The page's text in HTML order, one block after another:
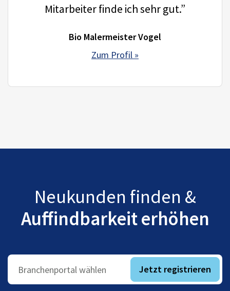
Mitarbeiter finde ich sehr gut.”
Bio Malermeister Vogel
Zum Profil »
Neukunden finden &
Auffindbarkeit erhöhen
Branchenportal wählen Jetzt registrieren